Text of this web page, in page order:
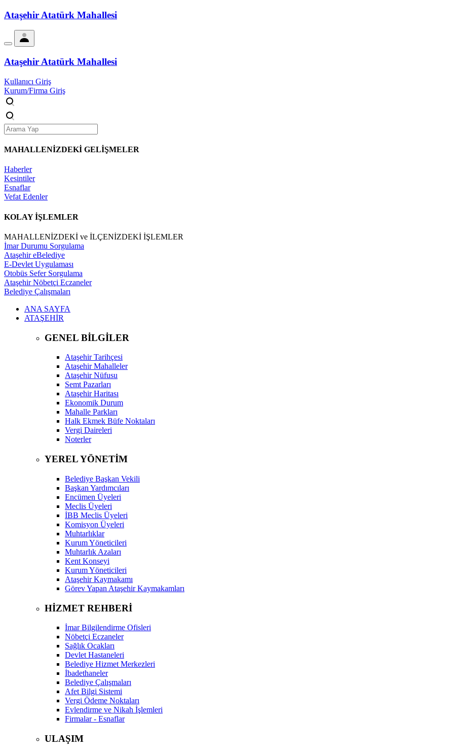
Ataşehir Atatürk Mahallesi
Ataşehir Atatürk Mahallesi
Kullanıcı Giriş
Kurum/Firma Giriş
MAHALLENİZDEKİ GELİŞMELER
Haberler
Kesintiler
Esnaflar
Vefat Edenler
KOLAY İŞLEMLER
MAHALLENİZDEKİ ve İLÇENİZDEKİ İŞLEMLER
İmar Durumu Sorgulama
Ataşehir eBelediye
E-Devlet Uygulaması
Otobüs Sefer Sorgulama
Ataşehir Nöbetçi Eczaneler
Belediye Çalışmaları
ANA SAYFA
ATAŞEHİR
GENEL BİLGİLER
Ataşehir Tarihçesi
Ataşehir Mahalleler
Ataşehir Nüfusu
Semt Pazarları
Ataşehir Haritası
Ekonomik Durum
Mahalle Parkları
Halk Ekmek Büfe Noktaları
Vergi Daireleri
Noterler
YEREL YÖNETİM
Belediye Başkan Vekili
Başkan Yardımcıları
Encümen Üyeleri
Meclis Üyeleri
İBB Meclis Üyeleri
Komisyon Üyeleri
Muhtarlıklar
Kurum Yöneticileri
Muhtarlık Azaları
Kent Konseyi
Kurum Yöneticileri
Ataşehir Kaymakamı
Görev Yapan Ataşehir Kaymakamları
HİZMET REHBERİ
İmar Bilgilendirme Ofisleri
Nöbetçi Eczaneler
Sağlık Ocakları
Devlet Hastaneleri
Belediye Hizmet Merkezleri
İbadethaneler
Belediye Çalışmaları
Afet Bilgi Sistemi
Vergi Ödeme Noktaları
Evlendirme ve Nikah İşlemleri
Firmalar - Esnaflar
ULAŞIM